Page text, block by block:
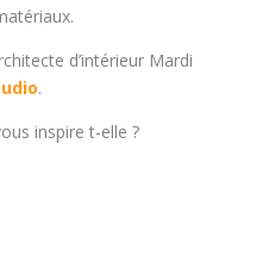
d’intérieur Mardi
.
inspire t-elle ?